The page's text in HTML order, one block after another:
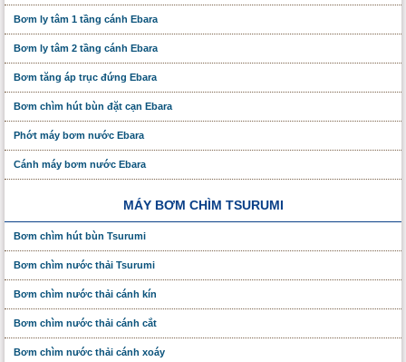
Bơm ly tâm 1 tầng cánh Ebara
Bơm ly tâm 2 tầng cánh Ebara
Bơm tăng áp trục đứng Ebara
Bơm chìm hút bùn đặt cạn Ebara
Phớt máy bơm nước Ebara
Cánh máy bơm nước Ebara
MÁY BƠM CHÌM TSURUMI
Bơm chìm hút bùn Tsurumi
Bơm chìm nước thải Tsurumi
Bơm chìm nước thải cánh kín
Bơm chìm nước thải cánh cắt
Bơm chìm nước thải cánh xoáy